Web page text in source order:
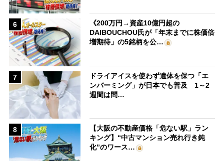
6
《200万円→資産10億円超の
DAIBOUCHOU氏が「年末までに株価倍
増期待」の5銘柄を公…
7
ドライアイスを使わず遺体を保つ「エ
ンバーミング」が日本でも普及 1～2
週間は問…
8
【大阪の不動産価格「危ない駅」ラン
キング】“中古マンション売れ行き鈍
化”のワース…